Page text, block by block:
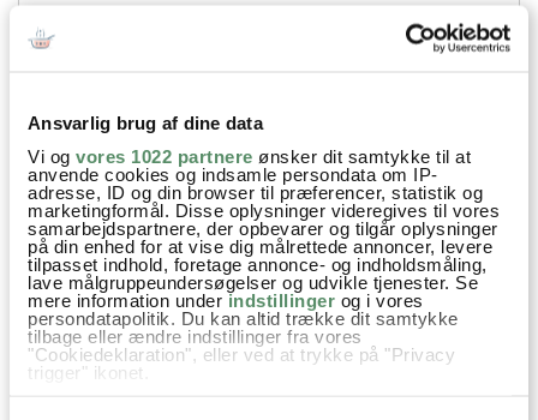
Ansvarlig brug af dine data
Vi og vores 1022 partnere ønsker dit samtykke til at
anvende cookies og indsamle persondata om IP-
adresse, ID og din browser til præferencer, statistik og
marketingformål. Disse oplysninger videregives til vores
samarbejdspartnere, der opbevarer og tilgår oplysninger
på din enhed for at vise dig målrettede annoncer, levere
tilpasset indhold, foretage annonce- og indholdsmåling,
lave målgruppeundersøgelser og udvikle tjenester. Se
mere information underindstillinger og i vores
persondatapolitik. Du kan altid trække dit samtykke
tilbage eller ændre indstillinger fra vores
"Cookiedeklaration", eller ved at trykke på "Privacy
trigger" ikonet.
Din emailadresse vil ikke blive offentliggjort.
SEND